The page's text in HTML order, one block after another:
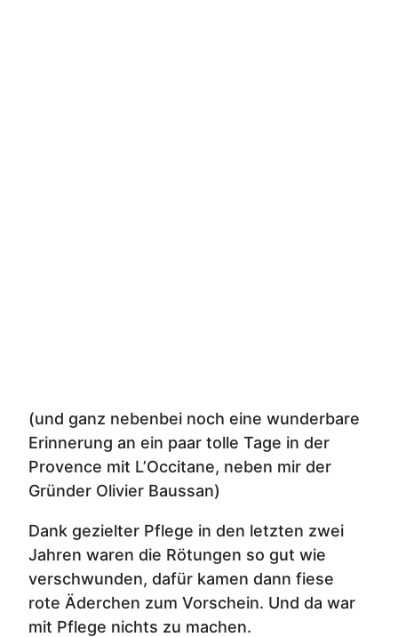
(und ganz nebenbei noch eine wunderbare
Erinnerung an ein paar tolle Tage in der
Provence mit L’Occitane, neben mir der
Gründer Olivier Baussan)
Dank gezielter Pflege in den letzten zwei
Jahren waren die Rötungen so gut wie
verschwunden, dafür kamen dann fiese
rote Äderchen zum Vorschein. Und da war
mit Pflege nichts zu machen.